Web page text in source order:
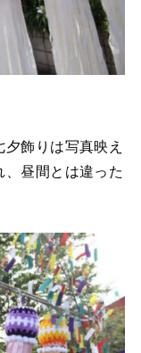
飾りは写真映え
、昼間とは違った